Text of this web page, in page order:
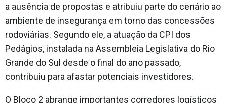
a ausência de propostas e atribuiu parte do cenário ao
ambiente de insegurança em torno das concessões
rodoviárias. Segundo ele, a atuação da CPI dos
Pedágios, instalada na Assembleia Legislativa do Rio
Grande do Sul desde o final do ano passado,
contribuiu para afastar potenciais investidores.
O Bloco 2 abrange importantes corredores logísticos